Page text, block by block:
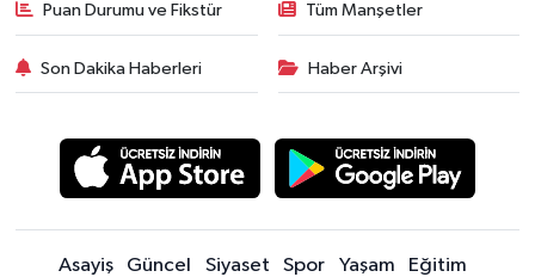
Puan Durumu ve Fikstür Tüm Manşetler
Son Dakika Haberleri Haber Arşivi
Asayiş Güncel Siyaset Spor Yaşam
Eğitim